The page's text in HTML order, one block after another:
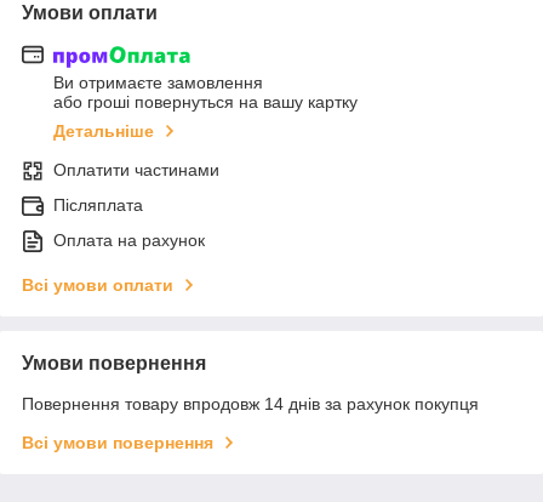
Умови оплати
Ви отримаєте замовлення
або гроші повернуться на вашу картку
Детальніше
Оплатити частинами
Післяплата
Оплата на рахунок
Всі умови оплати
Умови повернення
Повернення товару впродовж 14 днів за рахунок покупця
Всі умови повернення